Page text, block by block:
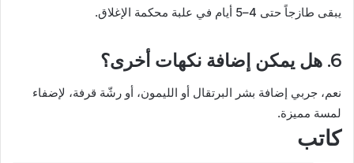
يبقى طازجاً حتى 4–5 أيام في علبة محكمة الإغلاق.
6. هل يمكن إضافة نكهات أخرى؟
نعم، جربي إضافة بشر البرتقال أو الليمون، أو رشّة قرفة، لإضفاء
لمسة مميزة.
كاتب